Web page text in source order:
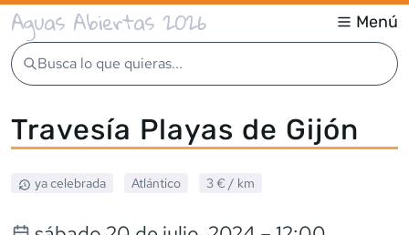
Aguas Abiertas 2026 Menú
Busca lo que quieras...
Travesía Playas de Gijón
ya celebrada Atlántico 3 € / km